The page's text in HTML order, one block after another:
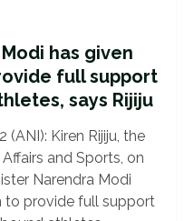
has given
full support
says Rijiju
(ANI): Kiren Rijiju, the
and Sports, on
Narendra Modi
to provide full support